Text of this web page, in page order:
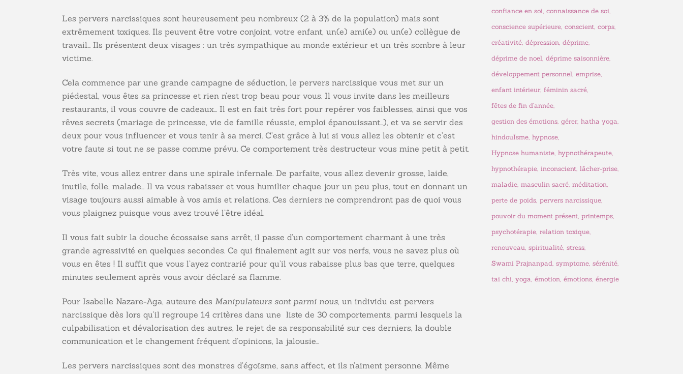
Les pervers narcissiques sont heureusement peu nombreux (2 à 3% de la population) mais sont
extrêmement toxiques. Ils peuvent être votre conjoint, votre enfant, un(e) ami(e) ou un(e) collègue de
travail… Ils présentent deux visages : un très sympathique au monde extérieur et un très sombre à leur
victime.
Cela commence par une grande campagne de séduction, le pervers narcissique vous met sur un
piédestal, vous êtes sa princesse et rien n’est trop beau pour vous. Il vous invite dans les meilleurs
restaurants, il vous couvre de cadeaux… Il est en fait très fort pour repérer vos faiblesses, ainsi que vos
rêves secrets (mariage de princesse, vie de famille réussie, emploi épanouissant…), et va se servir des
deux pour vous influencer et vous tenir à sa merci. C’est grâce à lui si vous allez les obtenir et c’est
votre faute si tout ne se passe comme prévu. Ce comportement très destructeur vous mine petit à petit.
Très vite, vous allez entrer dans une spirale infernale. De parfaite, vous allez devenir grosse, laide,
inutile, folle, malade… Il va vous rabaisser et vous humilier chaque jour un peu plus, tout en donnant un
visage toujours aussi aimable à vos amis et relations. Ces derniers ne comprendront pas de quoi vous
vous plaignez puisque vous avez trouvé l’être idéal.
Il vous fait subir la douche écossaise sans arrêt, il passe d’un comportement charmant à une très
grande agressivité en quelques secondes. Ce qui finalement agit sur vos nerfs, vous ne savez plus où
vous en êtes ! Il suffit que vous l’ayez contrarié pour qu’il vous rabaisse plus bas que terre, quelques
minutes seulement après vous avoir déclaré sa flamme.
Pour Isabelle Nazare-Aga, auteure des Manipulateurs sont parmi nous, un individu est pervers
narcissique dès lors qu’il regroupe 14 critères dans une liste de 30 comportements, parmi lesquels la
culpabilisation et dévalorisation des autres, le rejet de sa responsabilité sur ces derniers, la double
communication et le changement fréquent d’opinions, la jalousie…
Les pervers narcissiques sont des monstres d’égoïsme, sans affect, et ils n’aiment personne. Même
confiance en soi connaissance de soi
conscience supérieure conscient corps
créativité dépression déprime
déprime de noel déprime saisonnière
développement personnel emprise
enfant intérieur féminin sacré
fêtes de fin d'année
gestion des émotions gérer hatha yoga
hindouÏsme hypnose
Hypnose humaniste hypnothérapeute
hypnothérapie inconscient lâcher-prise
maladie masculin sacré méditation
perte de poids pervers narcissique
pouvoir du moment présent printemps
psychotérapie relation toxique
renouveau spiritualité stress
Swami Prajnanpad symptome sérénité
tai chi yoga émotion émotions énergie